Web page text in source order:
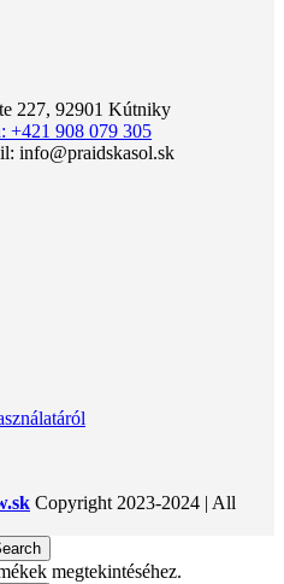
227, 92901 Kútniky
+421 908 079 305
info@praidskasol.sk
Copyright 2023-2024 | All
megtekintéséhez.